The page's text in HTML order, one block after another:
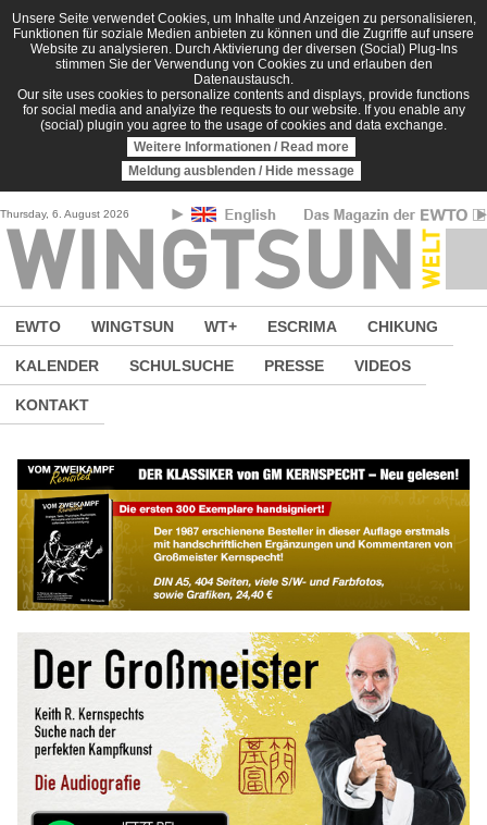
Direkt zum Inhalt
Unsere Seite verwendet Cookies, um Inhalte und Anzeigen zu personalisieren,
Funktionen für soziale Medien anbieten zu können und die Zugriffe auf unsere
Website zu analysieren. Durch Aktivierung der diversen (Social) Plug-Ins
stimmen Sie der Verwendung von Cookies zu und erlauben den
Datenaustausch.
Our site uses cookies to personalize contents and displays, provide functions
for social media and analyize the requests to our website. If you enable any
(social) plugin you agree to the usage of cookies and data exchange.
Weitere Informationen / Read more
Meldung ausblenden / Hide message
Thursday, 6. August 2026
EWTO WINGTSUN WT+ ESCRIMA CHIKUNG
KALENDER SCHULSUCHE PRESSE VIDEOS
KONTAKT